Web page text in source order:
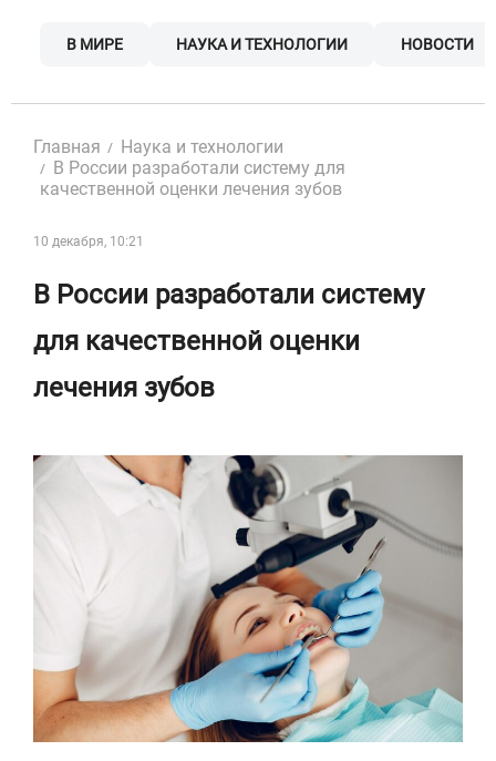
В МИРЕ НАУКА И ТЕХНОЛОГИИ НОВОСТИ
Главная
Наука и технологии
В России разработали систему для
качественной оценки лечения зубов
10 декабря, 10:21
В России разработали систему
для качественной оценки
лечения зубов